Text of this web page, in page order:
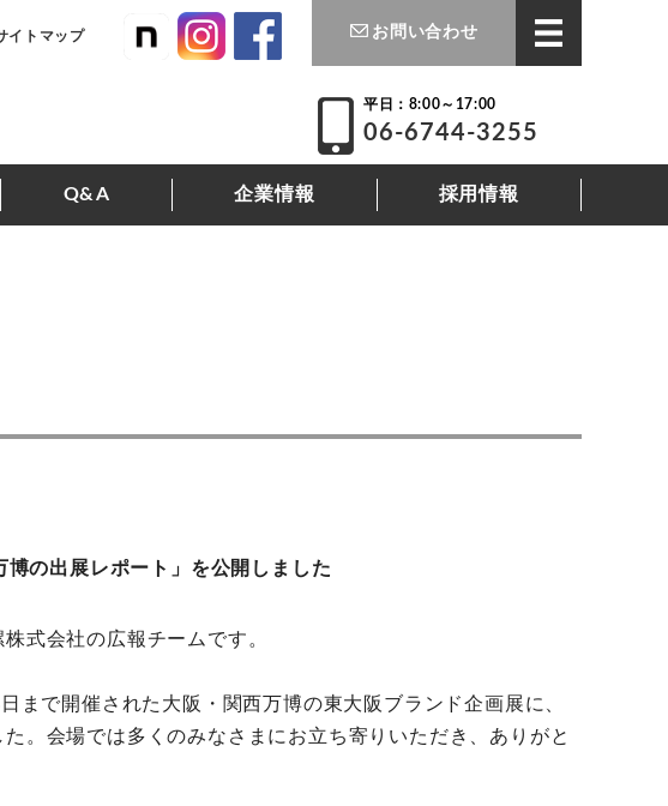
イトマップ お問い合わせ
平日：8:00～17:00
06-6744-3255
Q&A 企業情報 採用情報
の出展レポート」を公開しました
式会社の広報チームです。
まで開催された大阪・関西万博の東大阪ブランド企画展に、
。会場では多くのみなさまにお立ち寄りいただき、ありがと